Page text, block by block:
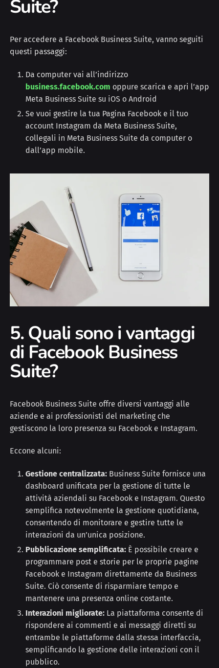
Suite?
Per accedere a Facebook Business Suite, vanno seguiti
questi passaggi:
Da computer vai all’indirizzo
business.facebook.com oppure scarica e apri l’app
Meta Business Suite su iOS o Android
Se vuoi gestire la tua Pagina Facebook e il tuo
account Instagram da Meta Business Suite,
collegali in Meta Business Suite da computer o
dall’app mobile.
5. Quali sono i vantaggi
di Facebook Business
Suite?
Facebook Business Suite offre diversi vantaggi alle
aziende e ai professionisti del marketing che
gestiscono la loro presenza su Facebook e Instagram.
Eccone alcuni:
Gestione centralizzata: Business Suite fornisce una
dashboard unificata per la gestione di tutte le
attività aziendali su Facebook e Instagram. Questo
semplifica notevolmente la gestione quotidiana,
consentendo di monitorare e gestire tutte le
interazioni da un’unica posizione.
Pubblicazione semplificata: È possibile creare e
programmare post e storie per le proprie pagine
Facebook e Instagram direttamente da Business
Suite. Ciò consente di risparmiare tempo e
mantenere una presenza online costante.
Interazioni migliorate: La piattaforma consente di
rispondere ai commenti e ai messaggi diretti su
entrambe le piattaforme dalla stessa interfaccia,
semplificando la gestione delle interazioni con il
pubblico.